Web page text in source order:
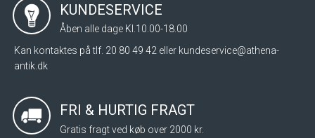
KUNDESERVICE
Åben alle dage Kl.10.00-18.00
Kan kontaktes på tlf. 20 80 49 42 eller kundeservice@athena-
antik.dk
FRI & HURTIG FRAGT
Gratis fragt ved køb over 2000 kr.